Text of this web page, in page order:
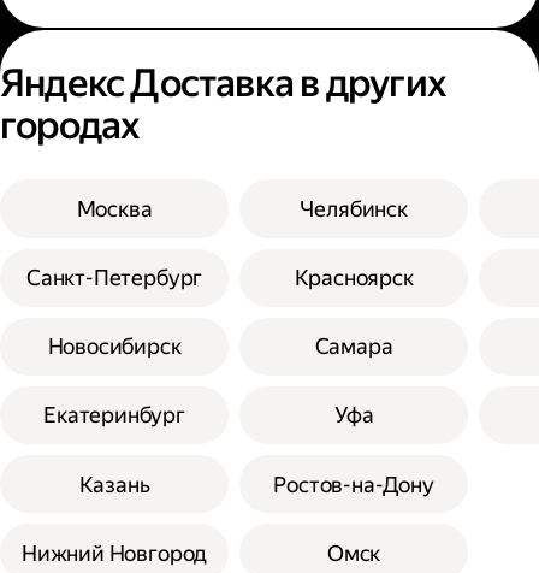
Яндекс Доставка в других
городах
Москва
Санкт-Петербург
Новосибирск
Екатеринбург
Казань
Нижний Новгород
Челябинск
Красноярск
Самара
Уфа
Ростов-на-Дону
Омск